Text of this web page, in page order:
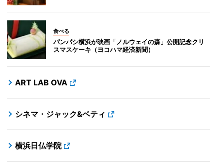
食べる
パンパシ横浜が映画「ノルウェイの森」公開記念クリ
スマスケーキ（ヨコハマ経済新聞）
ART LAB OVA
シネマ・ジャック&ベティ
横浜日仏学院